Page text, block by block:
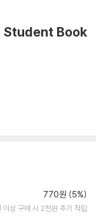
Student Book
770원 (5%)
이상 구매 시 2천원 추가 적립